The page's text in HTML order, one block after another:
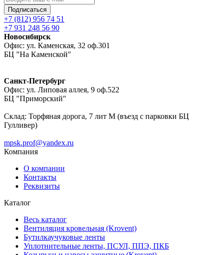
Подписаться
+7 (812) 956 74 51
+7 931 248 56 90
Новосибирск
Офис: ул. Каменская, 32 оф.301
БЦ "На Каменской"
Санкт-Петербург
Офис: ул. Липовая аллея, 9 оф.522
БЦ "Приморский"
Склад: Торфяная дорога, 7 лит М (въезд с парковки БЦ
Гулливер)
mpsk.prof@yandex.ru
Компания
О компании
Контакты
Реквизиты
Каталог
Весь каталог
Вентиляция кровельная (Krovent)
Бутилкаучуковые ленты
Уплотнительные ленты, ПСУЛ, ППЭ, ПКБ